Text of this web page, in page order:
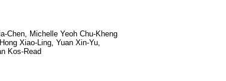
Chen, Michelle Yeoh Chu-Kheng
Xiao-Ling, Yuan Xin-Yu,
Kos-Read